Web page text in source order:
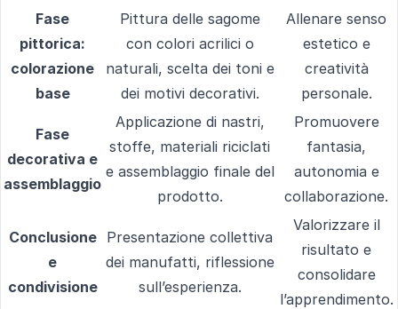
Fase
pittorica:
colorazione
base
Pittura delle sagome
con colori acrilici o
naturali, scelta dei toni e
dei motivi decorativi.
Allenare senso
estetico e
creatività
personale.
Fase
decorativa e
assemblaggio
Applicazione di nastri,
stoffe, materiali riciclati
e assemblaggio finale del
prodotto.
Promuovere
fantasia,
autonomia e
collaborazione.
Conclusione
e
condivisione
Presentazione collettiva
dei manufatti, riflessione
sull’esperienza.
Valorizzare il
risultato e
consolidare
l’apprendimento.